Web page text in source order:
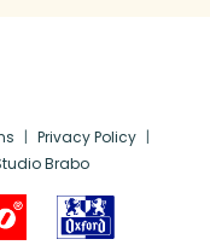
Privacy Policy
Brabo